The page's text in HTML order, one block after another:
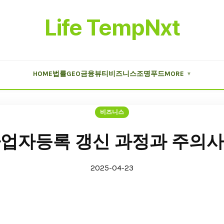
Life TempNxt
HOME법률GEO금융뷰티 비즈니스조명푸드MORE ▼
비즈니스
자등록 갱신 과정과 주의
2025-04-23